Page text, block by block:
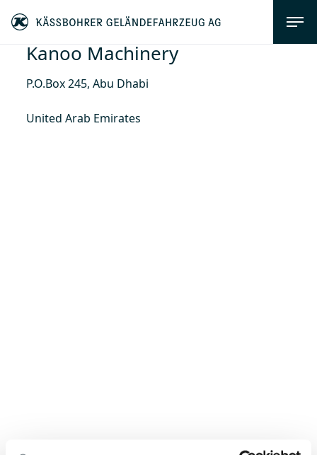
Kanoo Machinery
P.O.Box 245, Abu Dhabi
United Arab Emirates